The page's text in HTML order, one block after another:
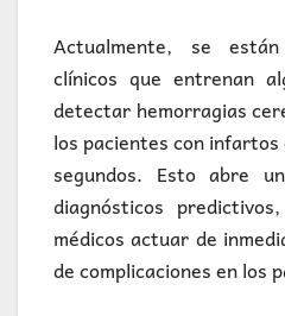
Actualmente, se
clínicos que entrenan
detectar hemorragias
los pacientes con
segundos. Esto abre
diagnósticos
médicos actuar de
de complicaciones en los